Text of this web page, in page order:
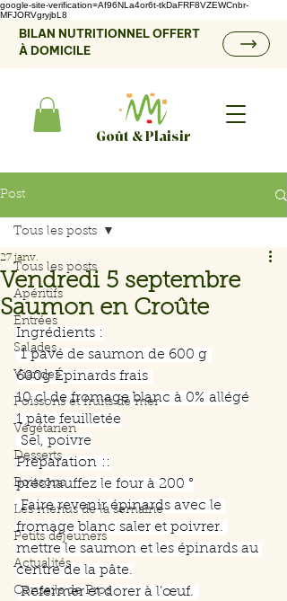
google-site-verification=Af96NLa4or6t-tkDaFRF8VZEWCnbr-
MFJORVgryjbL8
BILAN NUTRITIONNEL OFFERT
À DOMICILE
Goût & Plaisir
Post
Tous les posts
Apéritifs
Entrées
Salades
Viandes
Poissons et fruits de mer
Végétarien
Desserts
Boissons
Les menus de la semaine
Petits déjeuners
Actualités
Conseils de Pros
Tous les posts
Vendredi 5 septembre
Saumon en Croûte
27 janv.
Ingrédients :
1 pavé de saumon de 600 g
600g Épinards frais
10 cl de fromage blanc à 0% allégé
1 pâte feuilletée
Sel, poivre
Préparation ::
préchauffez le four à 200 °
Faire revenir épinards avec le
fromage blanc saler et poivrer.
mettre le saumon et les épinards au
centre de la pâte.
Refermer et dorer à l’œuf.